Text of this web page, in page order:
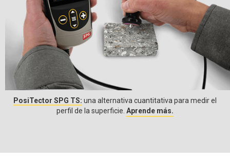
PosiTector SPG TS: una alternativa cuantitativa para medir el
perfil de la superficie. Aprende más.